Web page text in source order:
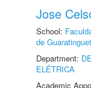
Jose
School:
de
Department:
ELÉTRICA
Academic